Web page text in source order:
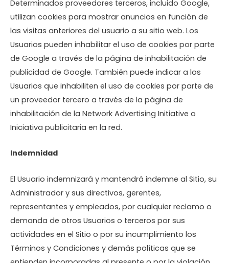
Determinados proveedores terceros, incluido Google,
utilizan cookies para mostrar anuncios en función de
las visitas anteriores del usuario a su sitio web. Los
Usuarios pueden inhabilitar el uso de cookies por parte
de Google a través de la página de inhabilitación de
publicidad de Google. También puede indicar a los
Usuarios que inhabiliten el uso de cookies por parte de
un proveedor tercero a través de la página de
inhabilitación de la Network Advertising Initiative o
Iniciativa publicitaria en la red.
Indemnidad
El Usuario indemnizará y mantendrá indemne al Sitio, su
Administrador y sus directivos, gerentes,
representantes y empleados, por cualquier reclamo o
demanda de otros Usuarios o terceros por sus
actividades en el Sitio o por su incumplimiento los
Términos y Condiciones y demás políticas que se